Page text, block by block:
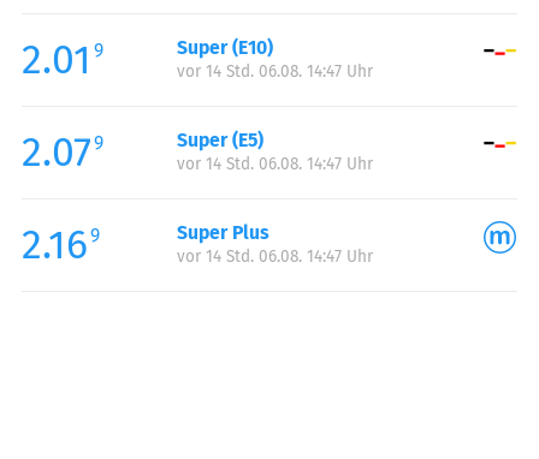
Samstag:
06:00-22:00
Sonntag:
2.01 9 Super (E10)
vor 14 Std. 06.08. 14:47 Uhr
2.079 Super (E5)
vor 14 Std. 06.08. 14:47 Uhr
2.169 Super Plus
vor 14 Std. 06.08. 14:47 Uhr